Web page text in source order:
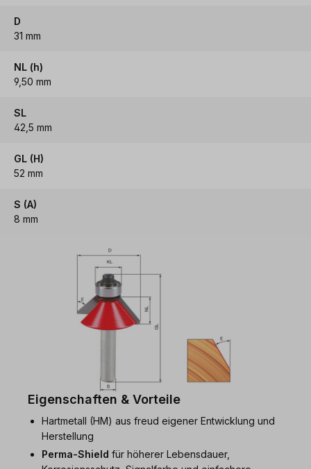
D
31 mm
NL (h)
9,50 mm
SL
42,5 mm
GL (H)
52 mm
S (A)
8 mm
Eigenschaften & Vorteile
Hartmetall (HM) aus freud eigener Entwicklung und
Herstellung
Perma-Shield für höherer Lebensdauer,